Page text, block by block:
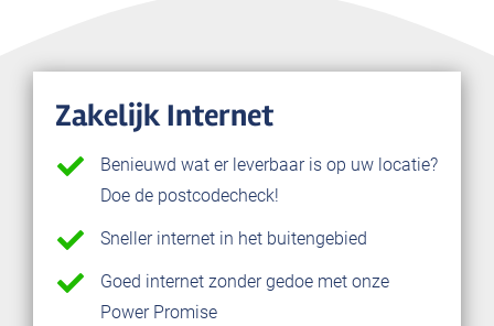
Zakelijk Internet
Benieuwd wat er leverbaar is op uw locatie?
Doe de postcodecheck!
Sneller internet in het buitengebied
Goed internet zonder gedoe met onze
Power Promise